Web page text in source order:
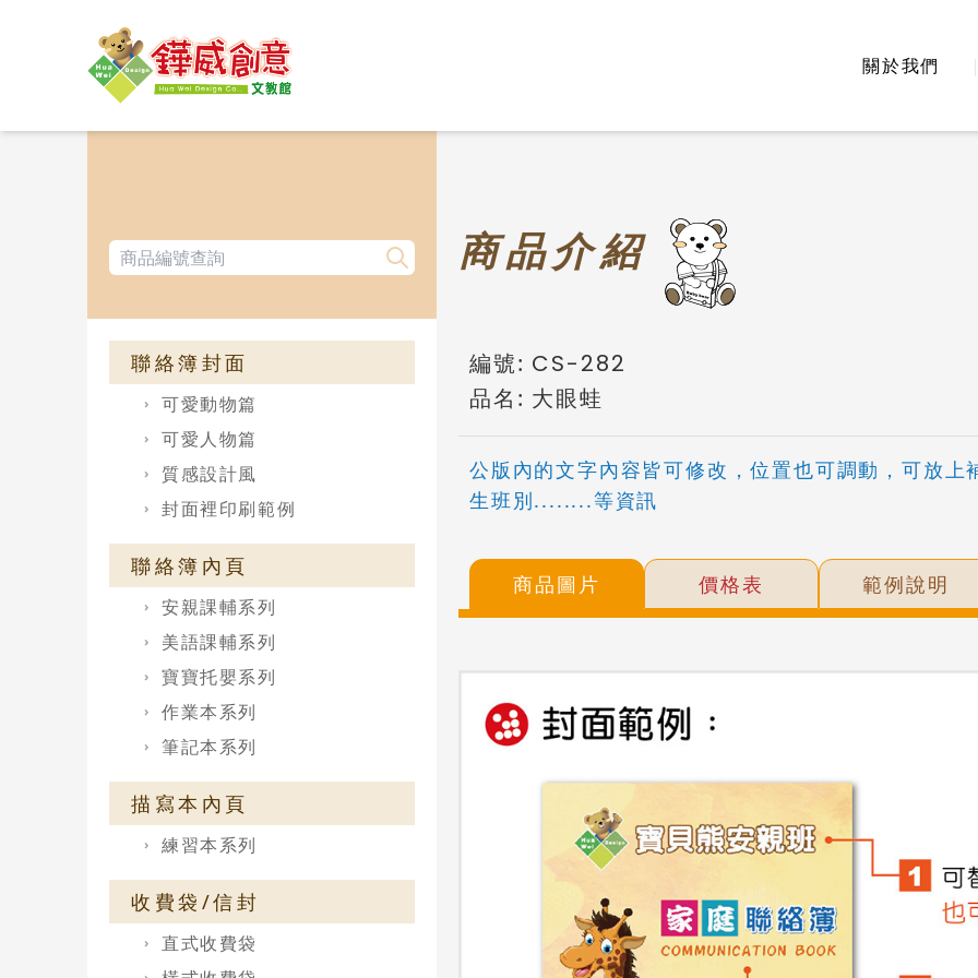
關於我們
聯絡簿封面
可愛動物篇
可愛人物篇
質感設計風
封面裡印刷範例
聯絡簿內頁
安親課輔系列
美語課輔系列
寶寶托嬰系列
作業本系列
筆記本系列
描寫本內頁
練習本系列
收費袋/信封
直式收費袋
商品介紹
編號: CS-282
品名: 大眼蛙
公版內的文字內容皆可修改，位置也可調動，可放
生班別........等資訊
商品圖片 價格表 範例說明